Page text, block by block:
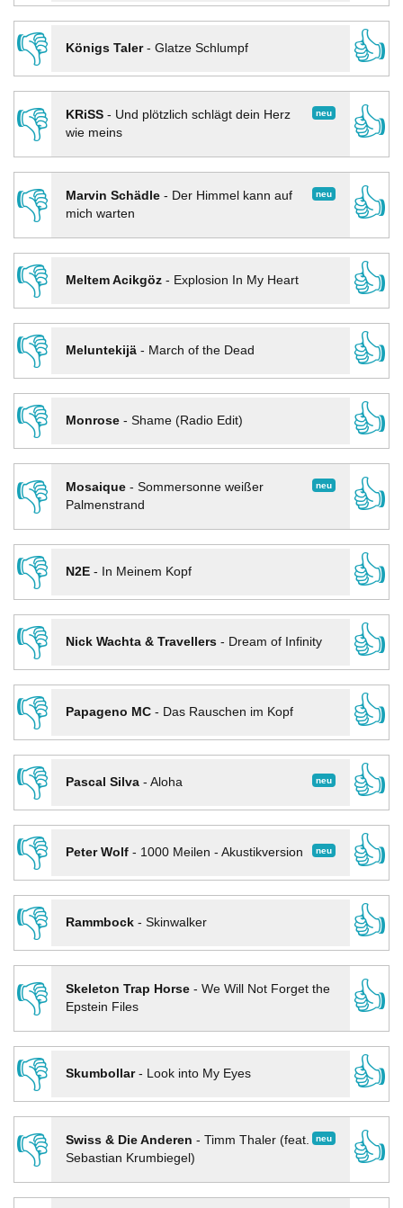
👎
Königs Taler- Glatze Schlumpf
👍
👎
neu
KRiSS- Und plötzlich schlägt dein Herz
wie meins
👍
👎 neu
Marvin Schädle- Der Himmel kann auf
mich warten
👍
👎
Meltem Acikgöz- Explosion In My Heart
👍
👎
Meluntekijä- March of the Dead
👍
👎
Monrose- Shame (Radio Edit)
👍
👎
neu
Mosaique- Sommersonne weißer
Palmenstrand
👍
👎
N2E- In Meinem Kopf
👍
👎
Nick Wachta & Travellers- Dream of Infinity
👍
👎
Papageno MC- Das Rauschen im Kopf
👍
👎
neu
Pascal Silva- Aloha
👍
👎
neu
Peter Wolf- 1000 Meilen - Akustikversion
👍
👎
Rammbock- Skinwalker
👍
👎
Skeleton Trap Horse- We Will Not Forget the
Epstein Files
👍
👎
Skumbollar- Look into My Eyes
👍
👎
neu
Swiss & Die Anderen - Timm Thaler (feat.
Sebastian Krumbiegel)
👍